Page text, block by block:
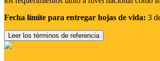
Fecha límite para entregar hojas de vida: 3
Leer los términos de referencia